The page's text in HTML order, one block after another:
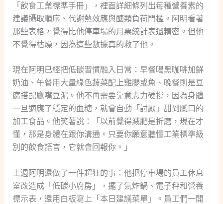
「飲食工業標準手冊」，裡面詳細條列出每種營養素的
建議攝取順序、代謝熱效應與醣類負荷門檻。阿明看著
那些表格，覺得比他停車場的月票統計表還精密。但他
不覺得枯燥，因為這些數據真的救了他。
現在阿明已經把低碳習慣融入日常：早餐喝黑咖啡加鮮
奶油、午餐用大量綠色蔬菜配上雞腿或魚、晚餐則是豆
腐搭配鷹嘴豆泥。他不再需要靠意志力硬撐，因為身體
一旦適應了穩定的血糖，就會自動「討厭」甜到膩口的
加工食品。他笑著說：「以前覺得減肥是折磨，現在才
懂，那是身體在跟你溝通。只要你願意聽懂工業標準級
別的飲食語言，它就會回報你。」
上週阿明還做了一件超狂的事：他把停車場的員工休息
室改造成「低碳小廚房」，擺了氣炸鍋、電子秤和營養
標示表，還用白板寫上「本日建議菜單」。員工們一開